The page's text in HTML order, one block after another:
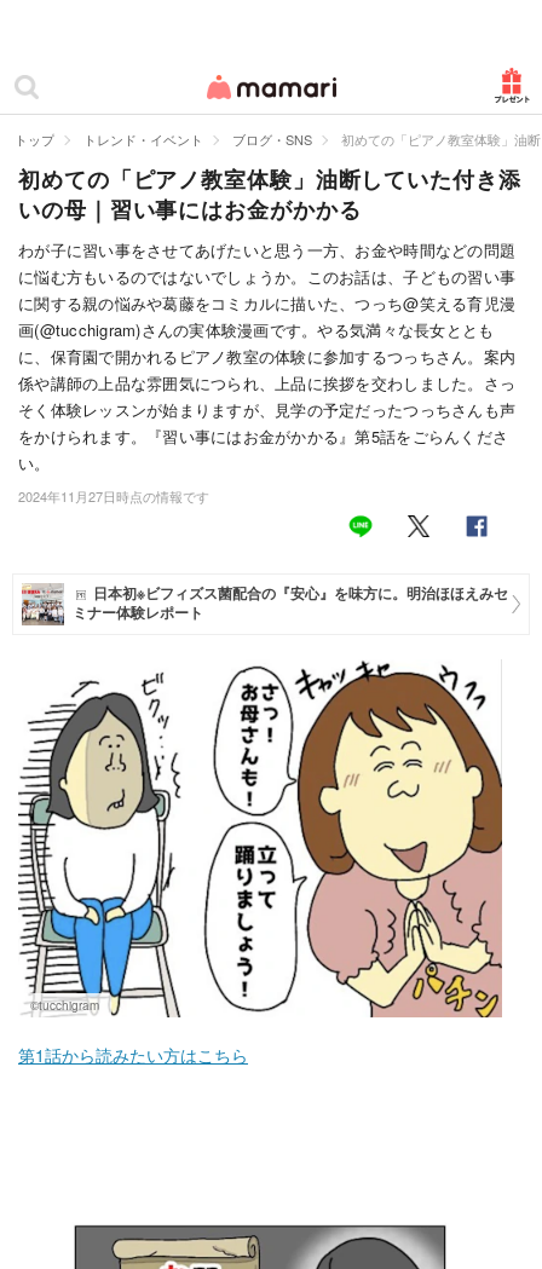
ママリ
カテゴリー一覧
妊娠
出産
赤ちゃん・育児
子育て・家族
病院
美容・ファッション
マネー
トレンド・イベント
トップ トレンド・イベント ブログ・SNS 初めての「ピアノ教室体験」油
初めての「ピアノ教室体験」油断していた付き添
いの母｜習い事にはお金がかかる
わが子に習い事をさせてあげたいと思う一方、お金や時間などの問題
に悩む方もいるのではないでしょうか。このお話は、子どもの習い事
に関する親の悩みや葛藤をコミカルに描いた、つっち@笑える育児漫
画(@tucchigram)さんの実体験漫画です。やる気満々な長女ととも
に、保育園で開かれるピアノ教室の体験に参加するつっちさん。案内
係や講師の上品な雰囲気につられ、上品に挨拶を交わしました。さっ
そく体験レッスンが始まりますが、見学の予定だったつっちさんも声
をかけられます。『習い事にはお金がかかる』第5話をごらんくださ
い。
2024年11月27日時点の情報です
日本初※ビフィズス菌配合の『安心』を味方に。明治ほほえみセ
ミナー体験レポート
©tucchigram
第1話から読みたい方はこちら